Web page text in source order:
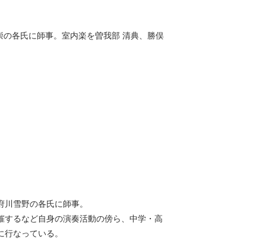
各氏に師事。室内楽を曽我部 清典、勝俣
雪野の各氏に師事。
るなど自身の演奏活動の傍ら、中学・高
なっている。